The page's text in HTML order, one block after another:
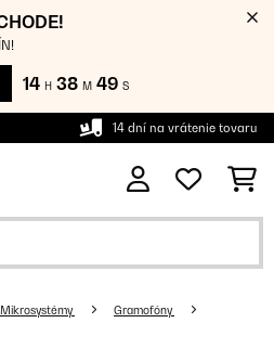
14 H 38 M 48 S
14 dní na vrátenie tovaru
Mikrosystémy Gramofóny